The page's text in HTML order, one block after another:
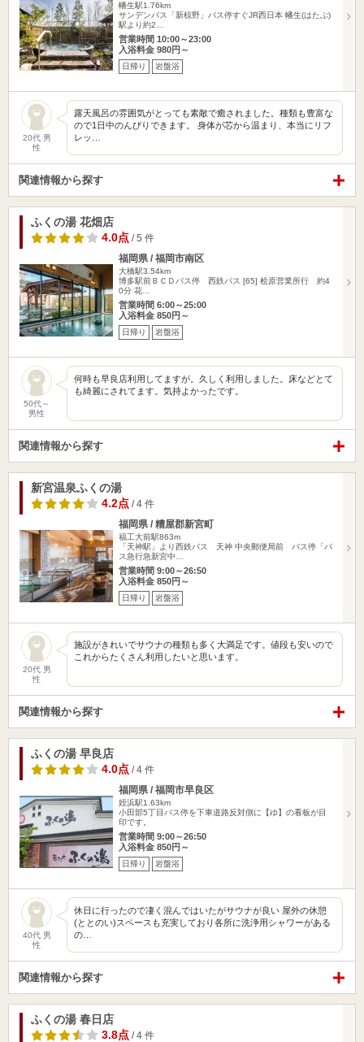
幡生駅1.76km
サンデンバス「新椋野」バス停すぐJR西日本 幡生(はたぶ)
駅より約2…
営業時間 10:00～23:00
入浴料金 980円～
日帰り 岩盤浴
20代 男
性
露天風呂の雰囲気がとっても素敵で癒されました。種類も豊富な
ので1日中のんびりできます。 身体が芯から温まり、本当にリフ
レッ…
関連情報から探す
ふくの湯 花畑店
4.0点 / 5 件
福岡県 / 福岡市南区
大橋駅3.54km
博多駅前ＢＣＤバス停 西鉄バス [65] 桧原営業所行 約4
0分 花…
営業時間 6:00～25:00
入浴料金 850円～
日帰り 岩盤浴
50代～
男性
何時も早良店利用してますが。久しく利用しました。床などとて
も綺麗にされてます。気持よかったです。
関連情報から探す
新宮温泉ふくの湯
4.2点 / 4 件
福岡県 / 糟屋郡新宮町
福工大前駅863m
「天神駅」より西鉄バス 天神 中央郵便局前 バス停「バ
ス急行急新宮中…
営業時間 9:00～26:50
入浴料金 850円～
日帰り 岩盤浴
20代 男
性
施設がきれいでサウナの種類も多く大満足です。値段も安いので
これからたくさん利用したいと思います。
関連情報から探す
ふくの湯 早良店
4.0点 / 4 件
福岡県 / 福岡市早良区
姪浜駅1.63km
小田部5丁目バス停を下車道路反対側に【ゆ】の看板が目
印です。
営業時間 9:00～26:50
入浴料金 850円～
日帰り 岩盤浴
40代 男
性
休日に行ったので凄く混んではいたがサウナが良い 屋外の休憩
(ととのい)スペースも充実しており各所に洗浄用シャワーがある
の…
関連情報から探す
ふくの湯 春日店
3.8点 / 4 件